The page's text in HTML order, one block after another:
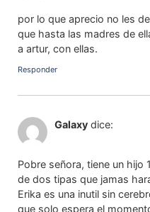
por lo que aprecio no les
que hasta las madres de
a artur, con ellas.
Responder
Galaxy dice:
Pobre señora, tiene un hijo
de dos tipas que jamas
Erika es una inutil sin
que solo espera el